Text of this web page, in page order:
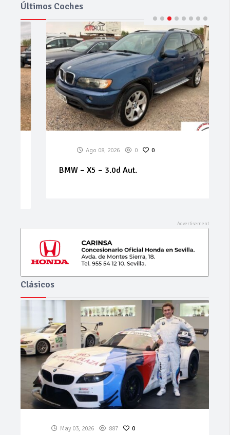
Últimos Coches
Ago 08, 2026 0 0
BMW – X5 – 3.0d Aut.
Clásicos
May 03, 2026 887 0